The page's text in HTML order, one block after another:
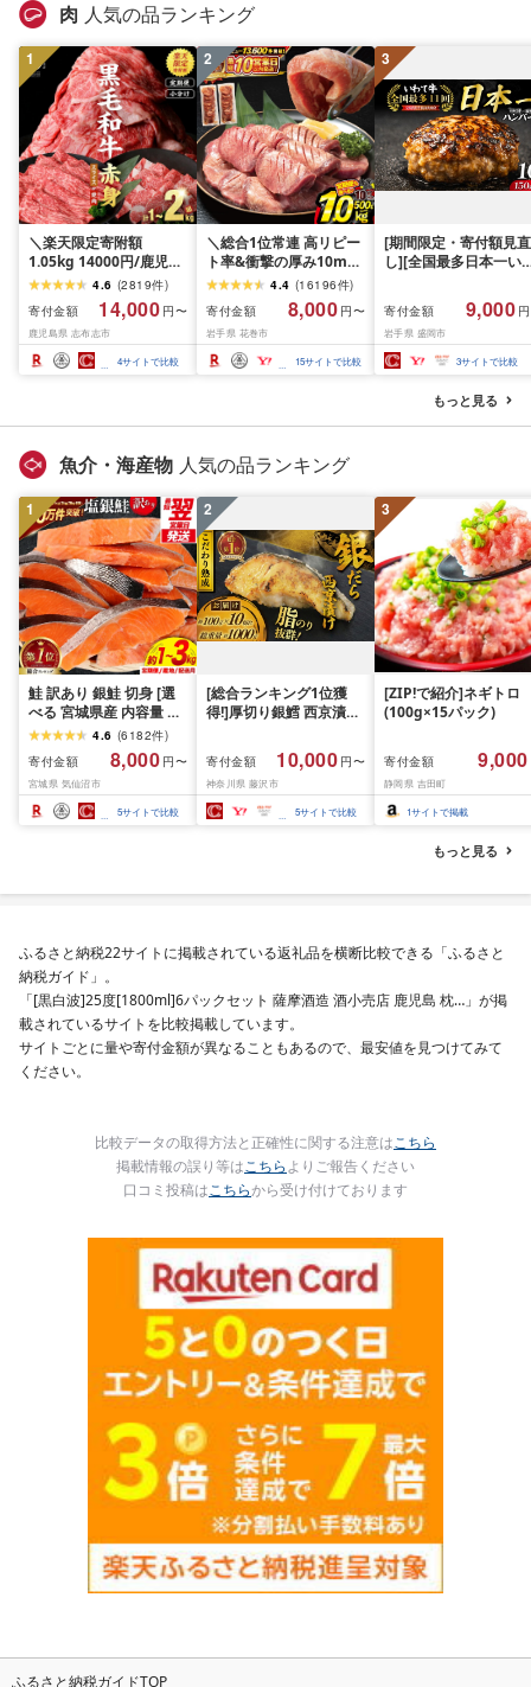
肉 人気の品ランキング
1
＼楽天限定寄附額
1.05kg 14000円/鹿児島
県産 黒毛和牛 牛肉 赤身
モモ ウデ (スライス or
焼肉)[計1kg~2.1kg / 定
期便 全3回] すき焼き し
ゃぶしゃぶ 国産 肉 国産
牛 お肉 モモ肉 牛しゃぶ
チク]
4.6 (2819件)
寄付金額
14,000 円〜
鹿児島県 志布志市
4サイトで比較
2
＼総合1位常連 高リピー
ト率&衝撃の厚み10mm
厚切り牛タン 塩味/ ≪ス
ピード発送!!10営業日以
内発送≫ 選べる内容量
500g / 1kg 定期便 毎月
届く 牛肉 肉 BBQ ふるさ
と 人気 ランキング 岩手
4.4 (16196件)
寄付金額
8,000 円〜
岩手県 花巻市
15サイトで比較
3
[期間限定・寄付額見直
し][全国最多日本一い
1.5kg(150g×10個) い
て牛 × 岩中豚 ハンバー
グ 合挽き 合い挽き 黒
和牛 人気 冷凍 個包装
分け 冷凍 牛肉 豚肉 和
ビーフ ポーク はんば
ぐ 挽肉 お肉 ミンチ 肉
お弁当 hannba-gu ラ
寄付金額 9,000
岩手県 盛岡市
3サイトで比較
もっと見る
魚介・海産物 人気の品ランキング
1
鮭 訳あり 銀鮭 切身 [選
べる 宮城県産 内容量 発
送回数 発送月] [宮城東洋
宮城県 気仙沼市
20566318] 宮城県産 海
鮮 訳アリ 規格外 不揃い
さけ サケ 鮭切身 シャケ
切り身 冷凍 家庭用 おか
4.6 (6182件)
寄付金額
8,000 円〜
宮城県 気仙沼市
5サイトで比較
2
[総合ランキング1位獲
得!]厚切り銀鱈 西京漬け
約 1,000g (約 100g × 10
切) 西京味噌 西京みそ 味
噌漬け みそ 味噌 鮮魚 魚
介 銀だら 銀ダラ ギンダ
ラ ぎんだら 鱈 タラ 魚
礼品 おかず おつまみ お
南 藤沢
寄付金額 10,000 円〜
神奈川県 藤沢市
5サイトで比較
3
[ZIP!で紹介]ネギトロ
(100g×15パック)
寄付金額 9,000
静岡県 吉田町
1サイトで掲載
もっと見る
ふるさと納税22サイトに掲載されている返礼品を横断比較できる「ふるさと
納税ガイド」。
「[黒白波]25度[1800ml]6パックセット 薩摩酒造 酒小売店 鹿児島 枕…」が掲
載されているサイトを比較掲載しています。
サイトごとに量や寄付金額が異なることもあるので、最安値を見つけてみて
ください。
比較データの取得方法と正確性に関する注意はこちら
掲載情報の誤り等はこちらよりご報告ください
口コミ投稿はこちらから受け付けております
ふるさと納税ガイドTOP